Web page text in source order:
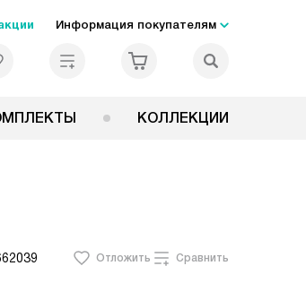
Информация покупателям
КОЛЛЕКЦИИ
Отложить Сравнить